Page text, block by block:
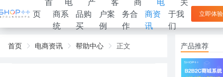
首
页
电
商系
统
产
品购
买
客
户案
例
商
务合
作
电
商资
讯
关
于我
们
立即体验
首页 电商资讯 帮助中心 正文 产品推荐